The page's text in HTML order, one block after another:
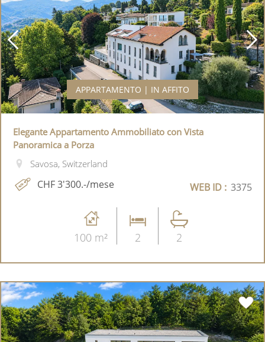
APPARTAMENTO | IN AFFITO
Elegante Appartamento Ammobiliato con Vista
Panoramica a Porza
Savosa, Switzerland
CHF 3'300.-/mese WEB ID : 3375
100 m² 2 2